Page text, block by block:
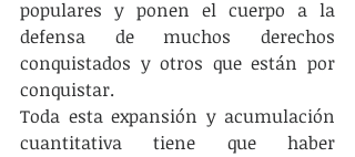
populares y ponen el cuerpo a la
defensa de muchos derechos
conquistados y otros que están por
conquistar.
Toda esta expansión y acumulación
cuantitativa tiene que haber